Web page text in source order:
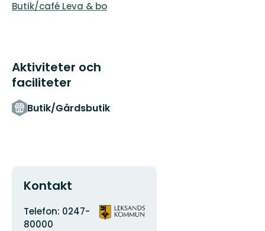
Butik/café Leva & bo
Aktiviteter och
faciliteter
Butik/Gårdsbutik
Kontakt
Adress
Telefon: 0247-
80000
Organisationens
logotyp